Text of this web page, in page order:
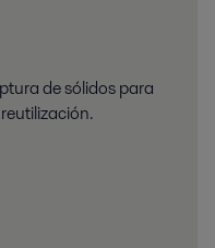
de sólidos para